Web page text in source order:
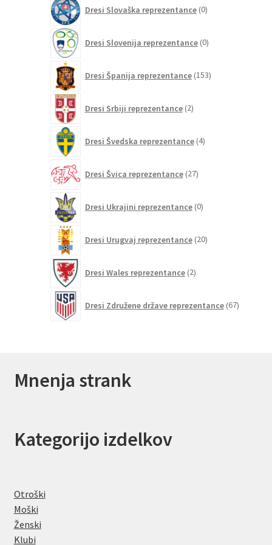
Dresi Slovaška reprezentance 0izdelkov
Dresi Slovenija reprezentance 0izdelkov
Dresi Španija reprezentance 153izdelkov
Dresi Srbiji reprezentance 2izdelka
Dresi Švedska reprezentance 4izdelki
Dresi Švica reprezentance 27izdelkov
Dresi Ukrajini reprezentance 0izdelkov
Dresi Urugvaj reprezentance 20izdelkov
Dresi Wales reprezentance 2izdelka
Dresi Združene države reprezentance 67izdelkov
Mnenja strank
Kategorijo izdelkov
Otroški
Moški
Ženski
Klubi